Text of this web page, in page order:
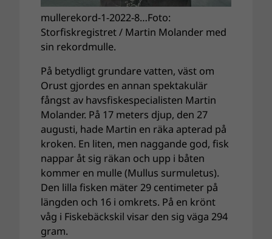
mullerekord-1-2022-8…Foto:
Storfiskregistret / Martin Molander med
sin rekordmulle.
På betydligt grundare vatten, väst om
Orust gjordes en annan spektakulär
fångst av havsfiskespecialisten Martin
Molander. På 17 meters djup, den 27
augusti, hade Martin en räka apterad på
kroken. En liten, men naggande god, fisk
nappar åt sig räkan och upp i båten
kommer en mulle (Mullus surmuletus).
Den lilla fisken mäter 29 centimeter på
längden och 16 i omkrets. På en krönt
våg i Fiskebäckskil visar den sig väga 294
gram.